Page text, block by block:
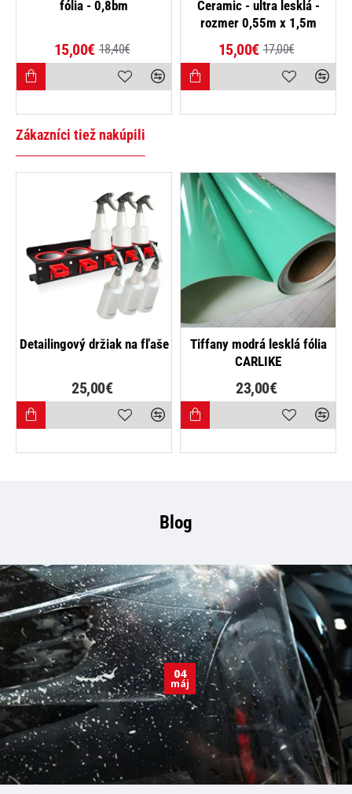
fólia - 0,8bm
15,00€ 18,40€
-12%
Ceramic - ultra lesklá -
rozmer 0,55m x 1,5m
15,00€ 17,00€
Zákazníci tiež nakúpili
Detailingový držiak na fľaše
25,00€
Tiffany modrá lesklá fólia
CARLIKE
23,00€
Blog
04
máj